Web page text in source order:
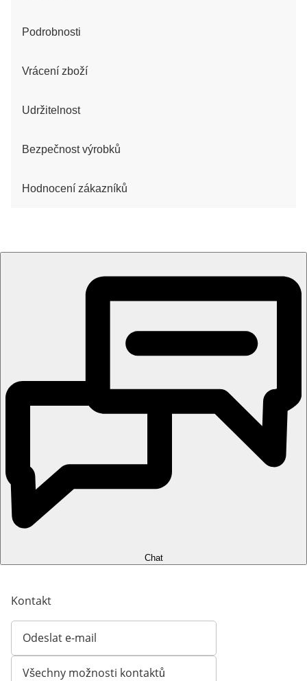
Podrobnosti
Vrácení zboží
Udržitelnost
Bezpečnost výrobků
Hodnocení zákazníků
Chat
Kontakt
Odeslat e-mail
Otevírá e-mailového klienta
Všechny možnosti kontaktů